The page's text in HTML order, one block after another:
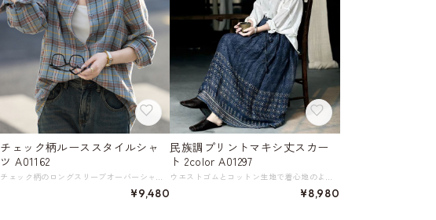
チェック柄ルーススタイルシャ
ツ A01162
¥9,480
民族調プリントマキシ丈スカー
ト 2color A01297
¥8,980